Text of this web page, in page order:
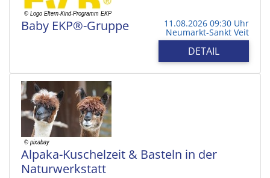
Baby EKP®-Gruppe 11.08.2026 09:30 Uhr
Neumarkt-Sankt Veit
DETAIL
Alpaka-Kuschelzeit & Basteln in der
Naturwerkstatt